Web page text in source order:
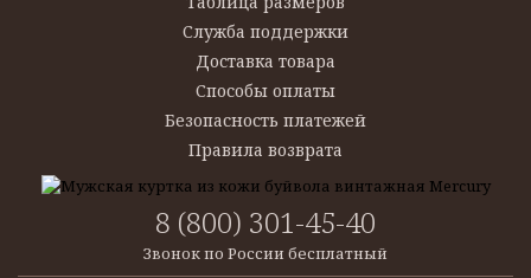
Служба поддержки
Доставка товара
Способы оплаты
Безопасность платежей
Правила возврата
8 (800) 301-45-40
Звонок по России бесплатный